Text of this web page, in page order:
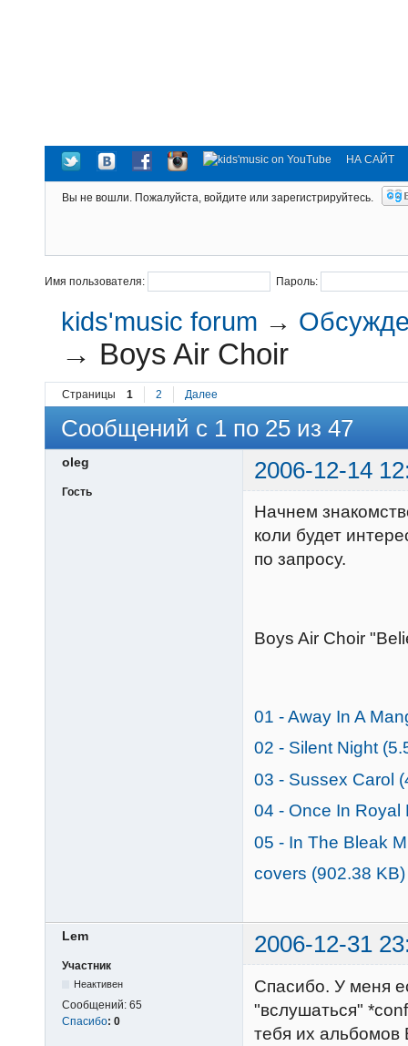
НА САЙТ
Вы не вошли. Пожалуйста, войдите или зарегистрируйтесь.
Имя пользователя: Пароль:
kids'music forum →
→ Boys Air Choir
Страницы 1 2 Далее
Сообщений с 1 по 25 из 47
oleg 2006-12-14
Гость
Начнем
коли будет
по запросу.
Boys Air Choir
01 - Away In A
02 - Silent Night
03 - Sussex Carol
04 - Once In Royal
05 - In The Bleak
covers (902.38 KB)
Lem 2006-12-31
Участник
Неактивен
Сообщений: 65
Спасибо: 0
Спасибо. У меня
"вслушаться"
тебя их